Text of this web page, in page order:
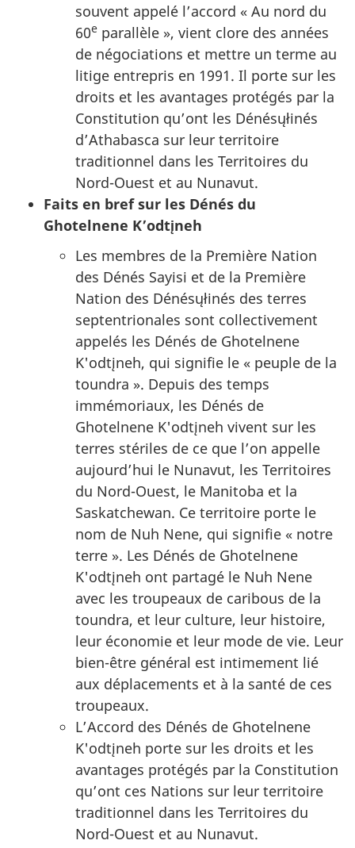
souvent appelé l’accord « Au nord du
60e parallèle », vient clore des années
de négociations et mettre un terme au
litige entrepris en 1991. Il porte sur les
droits et les avantages protégés par la
Constitution qu’ont les Dénésųłinés
d’Athabasca sur leur territoire
traditionnel dans les Territoires du
Nord-Ouest et au Nunavut.
Faits en bref sur les Dénés du
Ghotelnene K’odtįneh
Les membres de la Première Nation
des Dénés Sayisi et de la Première
Nation des Dénésųłinés des terres
septentrionales sont collectivement
appelés les Dénés de Ghotelnene
K'odtįneh, qui signifie le « peuple de la
toundra ». Depuis des temps
immémoriaux, les Dénés de
Ghotelnene K'odtįneh vivent sur les
terres stériles de ce que l’on appelle
aujourd’hui le Nunavut, les Territoires
du Nord-Ouest, le Manitoba et la
Saskatchewan. Ce territoire porte le
nom de Nuh Nene, qui signifie « notre
terre ». Les Dénés de Ghotelnene
K'odtįneh ont partagé le Nuh Nene
avec les troupeaux de caribous de la
toundra, et leur culture, leur histoire,
leur économie et leur mode de vie. Leur
bien-être général est intimement lié
aux déplacements et à la santé de ces
troupeaux.
L’Accord des Dénés de Ghotelnene
K'odtįneh porte sur les droits et les
avantages protégés par la Constitution
qu’ont ces Nations sur leur territoire
traditionnel dans les Territoires du
Nord-Ouest et au Nunavut.